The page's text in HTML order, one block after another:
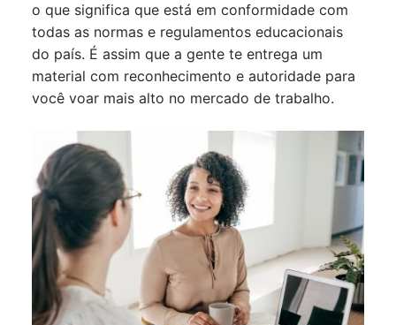
o que significa que está em conformidade com
todas as normas e regulamentos educacionais
do país. É assim que a gente te entrega um
material com reconhecimento e autoridade para
você voar mais alto no mercado de trabalho.